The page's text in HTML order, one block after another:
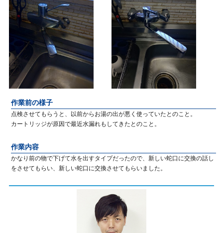
作業前の様子
点検させてもらうと、以前からお湯の出が悪く使っていたとのこと。
カートリッジが原因で最近水漏れもしてきたとのこと。
作業内容
かなり前の物で下げて水を出すタイプだったので、新しい蛇口に交換の話し
をさせてもらい、新しい蛇口に交換させてもらいました。